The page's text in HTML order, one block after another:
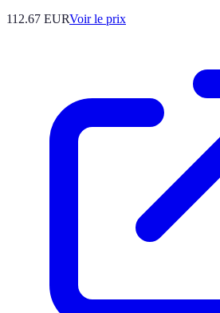
112.67 EURVoir le prix